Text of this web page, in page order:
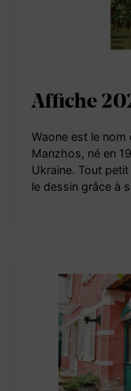
Affiche
Waone est le nom
Manzhos, né en
Ukraine. Tout
le dessin grâce à